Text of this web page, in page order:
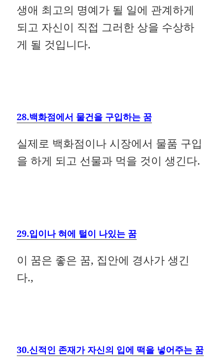
생애 최고의 명예가 될 일에 관계하게
되고 자신이 직접 그러한 상을 수상하
게 될 것입니다.
28.백화점에서 물건을 구입하는 꿈
실제로 백화점이나 시장에서 물품 구입
을 하게 되고 선물과 먹을 것이 생긴다.
29.입이나 혀에 털이 나있는 꿈
이 꿈은 좋은 꿈, 집안에 경사가 생긴
다.,
30.신적인 존재가 자신의 입에 떡을 넣어주는 꿈